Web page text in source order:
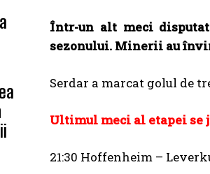
Într-un alt meci
sezonului. Minerii au
Serdar a marcat golul de
Ultimul meci al etapei se
21:30 Hoffenheim –